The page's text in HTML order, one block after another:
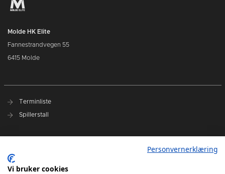
Molde HK Elite
Fannestrandvegen 55
6415 Molde
Terminliste
Spillerstall
Personvernerklæring
Vi bruker cookies